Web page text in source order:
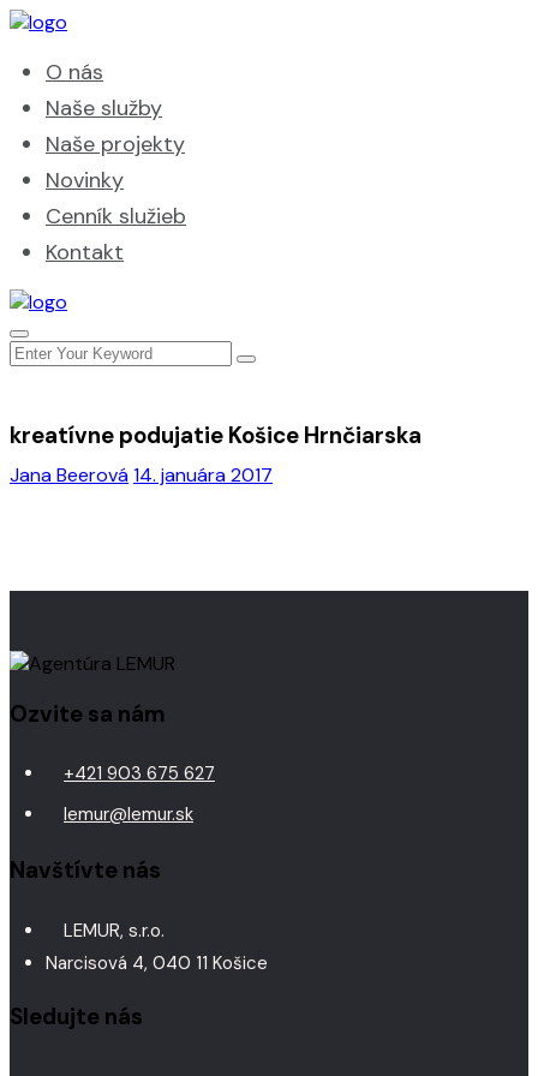
O nás
Naše služby
Naše projekty
Novinky
Cenník služieb
Kontakt
Jana Beerová14. januára 2017
kreatívne podujatie Košice Hrnčiarska
Ozvite sa nám
+421 903 675 627
lemur@lemur.sk
Navštívte nás
LEMUR, s.r.o.
Narcisová 4, 040 11 Košice
Sledujte nás